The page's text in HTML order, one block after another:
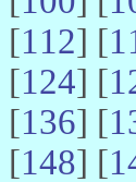
[112] [
[124] [
[136] [
[148] [